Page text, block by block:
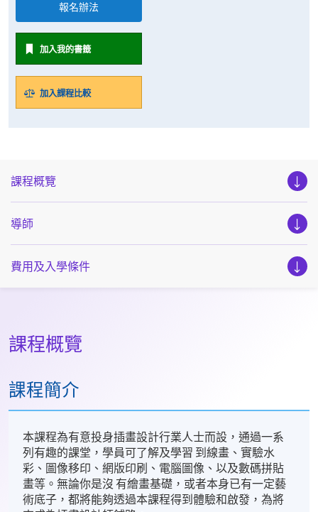
報名辦法
加入我的書籤
加入課程比較
課程概覽
導師
費用及入學條件
課程概覽
課程簡介
本課程為有意投身插畫設計行業人士而設，通過一系
列有趣的課堂，學員可了解及學習 到線畫、實驗水
彩、圖像移印、網版印刷、電腦圖像、以及數碼拼貼
畫等。無論你是沒 有繪畫基礎，或者本身已有一定藝
術底子，都將能夠透過本課程得到體驗和啟發，為將